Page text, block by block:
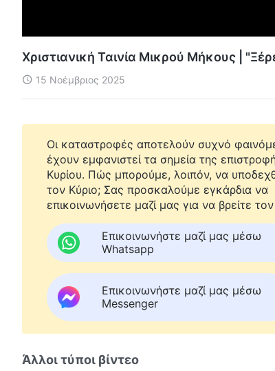
Χριστιανική Ταινία Μικρού Μήκους |
15 Νοέμβριος 2025
Οι καταστροφές αποτελούν συχνό
έχουν εμφανιστεί τα σημεία της
Κυρίου. Πώς μπορούμε, λοιπόν, να
τον Κύριο; Σας προσκαλούμε εγκάρδια να
επικοινωνήσετε μαζί μας για να βρείτε
Επικοινωνήστε μαζί μας μέσω
Whatsapp
Επικοινωνήστε μαζί μας μέσω
Messenger
Άλλοι τύποι βίντεο